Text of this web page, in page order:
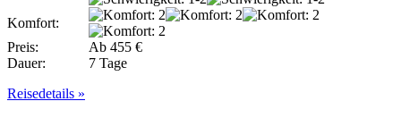
Komfort:
Preis:
Ab 455 €
Dauer:
7 Tage
Reisedetails »